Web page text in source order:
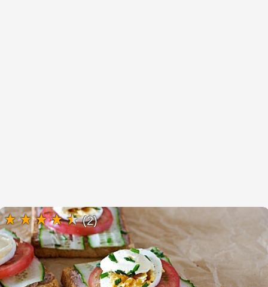
(2)